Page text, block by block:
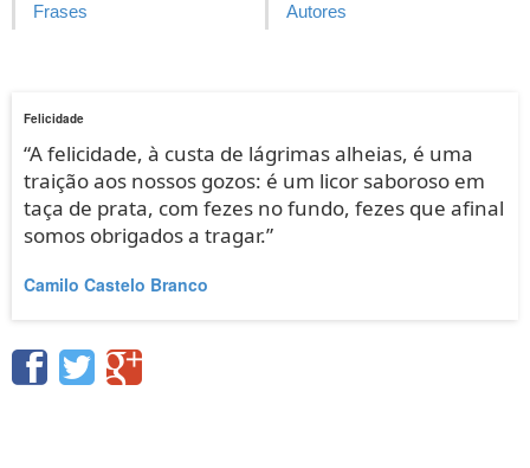
Frases Autores
Felicidade
“A felicidade, à custa de lágrimas alheias, é uma
traição aos nossos gozos: é um licor saboroso em
taça de prata, com fezes no fundo, fezes que afinal
somos obrigados a tragar.”
Camilo Castelo Branco